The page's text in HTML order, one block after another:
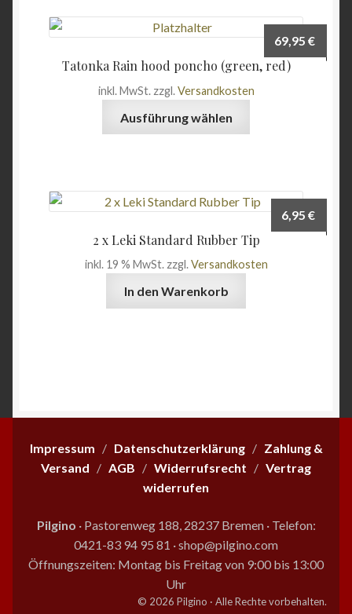
Tatonka Rain hood poncho (green, red)
69,95€
inkl. MwSt. zzgl.Versandkosten
Ausführung wählen
auf.
Optionen
können
2 x Leki Standard Rubber Tip
6,95€
inkl. 19 % MwSt. zzgl.Versandkosten
In den Warenkorb
Impressum / Datenschutzerklärung/ Zahlung &
Versand / AGB / Widerrufsrecht / Vertrag
widerrufen
Pilgino · Pastorenweg 188, 28237 Bremen ·Telefon:
0421-83 94 95 81 ·shop@pilgino.com
Öffnungszeiten: Montag bis Freitag von 9:00 bis 13:00
Uhr
© 2026 Pilgino · Alle Rechte vorbehalten.